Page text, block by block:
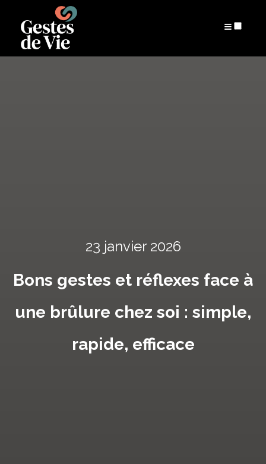
23 janvier 2026
Bons gestes et réflexes face à
une brûlure chez soi : simple,
rapide, efficace